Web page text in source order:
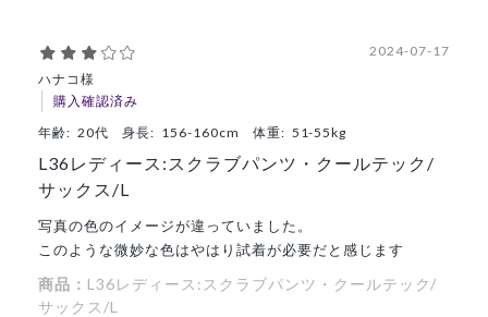
ハナコ様
購入確認済み
2024-07-17
年齢: 20代 身長: 156-160cm 体重: 51-55kg
L36レディース:スクラブパンツ・クールテック/
サックス/L
写真の色のイメージが違っていました。
このような微妙な色はやはり試着が必要だと感じます
商品： L36レディース:スクラブパンツ・クールテック/
サックス/L